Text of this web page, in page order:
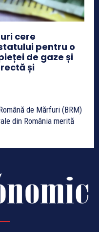
cere
pentru o
de gaze și
și
de Mărfuri (BRM)
din România merită